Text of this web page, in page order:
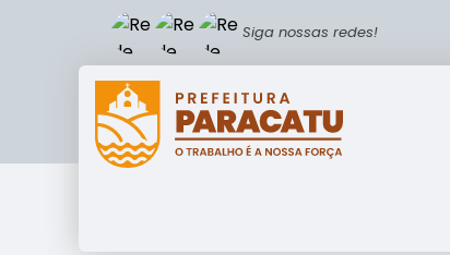
Siga nossas redes!